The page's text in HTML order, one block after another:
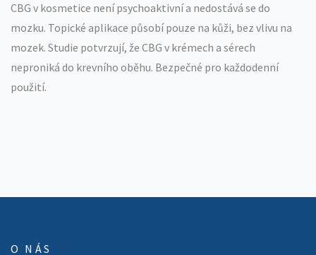
CBG v kosmetice není psychoaktivní a nedostává se do
mozku. Topické aplikace působí pouze na kůži, bez vlivu na
mozek. Studie potvrzují, že CBG v krémech a sérech
neproniká do krevního oběhu. Bezpečné pro každodenní
použití.
O NÁS